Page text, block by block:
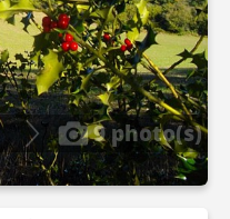
9 photo(s)